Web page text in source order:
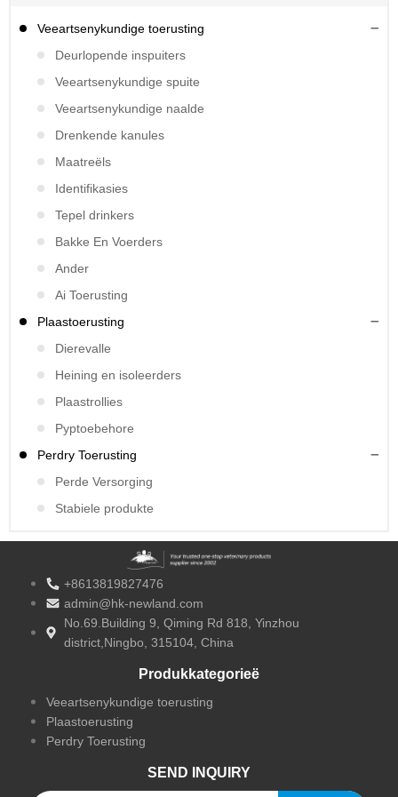
Veeartsenykundige toerusting
Deurlopende inspuiters
Veeartsenykundige spuite
Veeartsenykundige naalde
Drenkende kanules
Maatreëls
Identifikasies
Tepel drinkers
Bakke En Voerders
Ander
Ai Toerusting
Plaastoerusting
Dierevalle
Heining en isoleerders
Plaastrollies
Pyptoebehore
Perdry Toerusting
Perde Versorging
Stabiele produkte
+8613819827476
admin@hk-newland.com
No.69.Building 9, Qiming Rd 818, Yinzhou
district,Ningbo, 315104, China
Produkkategorieë
Veeartsenykundige toerusting
Plaastoerusting
Perdry Toerusting
SEND INQUIRY